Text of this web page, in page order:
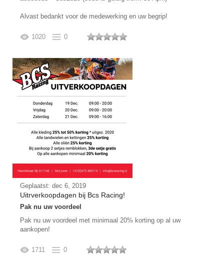
Alvast bedankt voor de medewerking en uw begrip!
1020 0
Geplaatst: dec 6, 2019
Uitrverkoopdagen bij Bcs Racing!
Pak nu uw voordeel
Pak nu uw voordeel met minimaal 20% korting op al uw
aankopen!
1711 0